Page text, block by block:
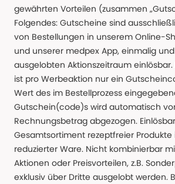
gewährten Vorteilen (zusammen
Folgendes: Gutscheine sind
von Bestellungen in unserem Online-
und unserer medpex App, einmalig
ausgelobten Aktionszeitraum
ist pro Werbeaktion nur ein
Wert des im Bestellprozess
Gutschein(code)s wird automatisch
Rechnungsbetrag abgezogen.
Gesamtsortiment rezeptfreier Produkte
reduzierter Ware. Nicht kombinierbar
Aktionen oder Preisvorteilen, z.B.
exklusiv über Dritte ausgelobt werden.